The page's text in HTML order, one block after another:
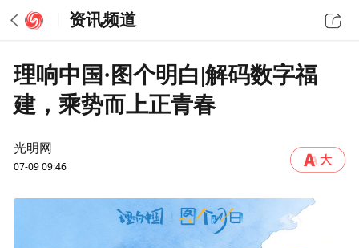
资讯频道
理响中国·图个明白|解码数字福
建，乘势而上正青春
光明网
07-09 09:46